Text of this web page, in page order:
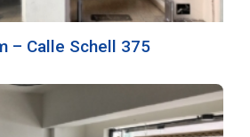
– Calle Schell 375